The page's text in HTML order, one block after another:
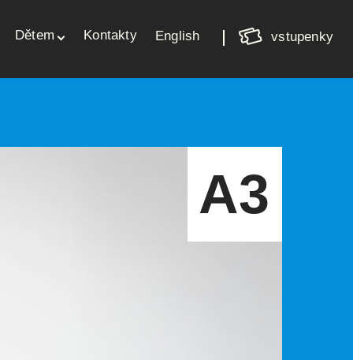
košíkvstupenky
English
Dětem Kontakty
A3